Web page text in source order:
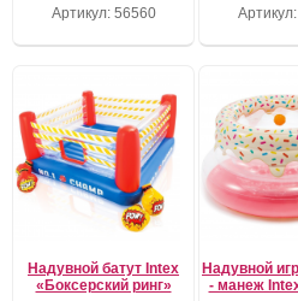
Артикул: 56560
Надувной батут Intex
«Боксерский ринг»
Надувной
- манеж